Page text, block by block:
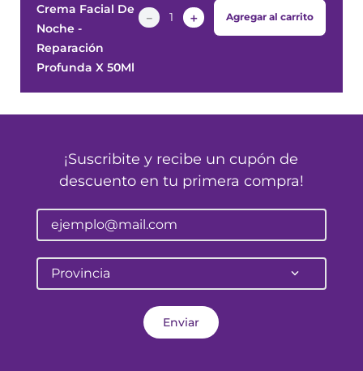
Crema Facial De
Noche -
Reparación
Profunda X 50Ml
＋
－ Agregar al carrito
¡Suscribite y recibe un cupón de
descuento en tu primera compra!
Provincia
Enviar